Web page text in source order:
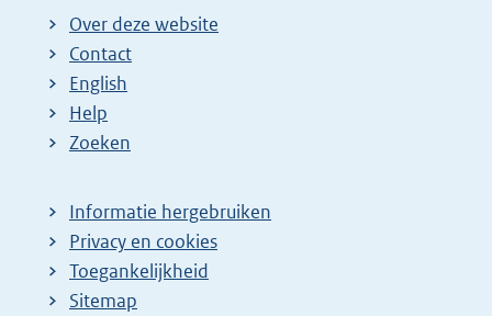
Over deze website
Contact
English
Help
Zoeken
Informatie hergebruiken
Privacy en cookies
Toegankelijkheid
Sitemap